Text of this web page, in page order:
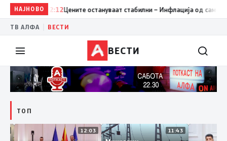
НАЈНОВО
12:12Цените остануваат стабилни – Инфлација од само
ТВ АЛФА ВЕСТИ
ВЕСТИ
ТОП
12:18 12:03 11:43